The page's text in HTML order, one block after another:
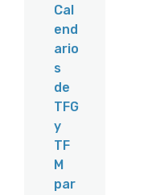
Cal
end
ario
s
de
TFG
y
TF
M
par